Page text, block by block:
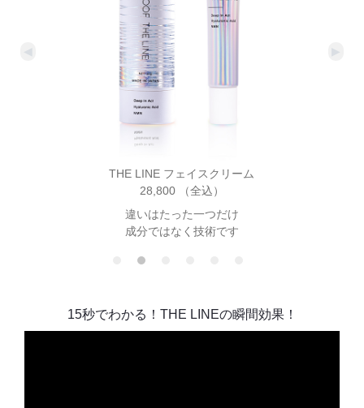
THE LINE フェイスクリーム
28,800 （全込）
違いはたった一つだけ
成分ではなく技術です
15秒でわかる！THE LINEの瞬間効果！